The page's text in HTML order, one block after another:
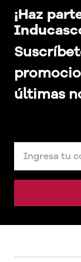
¡Haz
últimas